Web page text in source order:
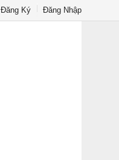
Đăng Ký Đăng Nhập